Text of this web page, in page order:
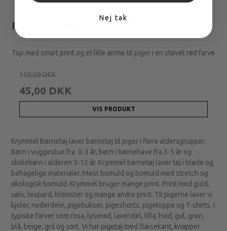
Fay top - Apple Red
Top med smart print og et lille ærme til piger i en støvet rød farve
150,00 DKK
45,00 DKK
VIS PRODUKT
Krymmel Børnetøj laver børnetøj til piger i flere aldersgrupper.
Børn i vuggestue fra 0-3 år, børn i børnehave fra 3-5 år og
skolebørn i alderen 5-12 år. Krymmel børnetøj laver tøj i bløde og
behagelige materialer. Mest bomuld og bomuld med stretch og
økologisk bomuld. Krymmel bruger mange print. Print med guld,
sølv, leopard, blomster og mange andre print. Til pigerne laver vi
kjoler, nederdele, pigebukser, pigeshorts, pigetoppe og T-shirts. I
typiske farver som rosa, lyserød, lavendel, lilla, hvid, gul, grøn,
blå, beige, grå og sort. Vi har pigetøj med flæsekant, knapper
Nej tak